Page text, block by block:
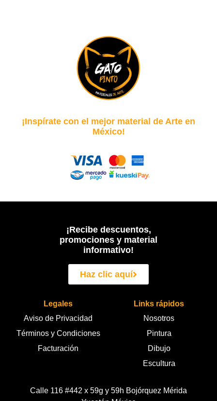
¡Inspírate con el mejor material de Arte en
México!
¡Recibe descuentos,
promociones y material
informativo!
Haz clic aquí
Legales
Aviso de Privacidad
Términos y Condiciones
Facturación
Links rápidos
Nosotros
Pintura
Dibujo
Escultura
Calle 116 #442 x 59g y 59h Bojórquez Mérida